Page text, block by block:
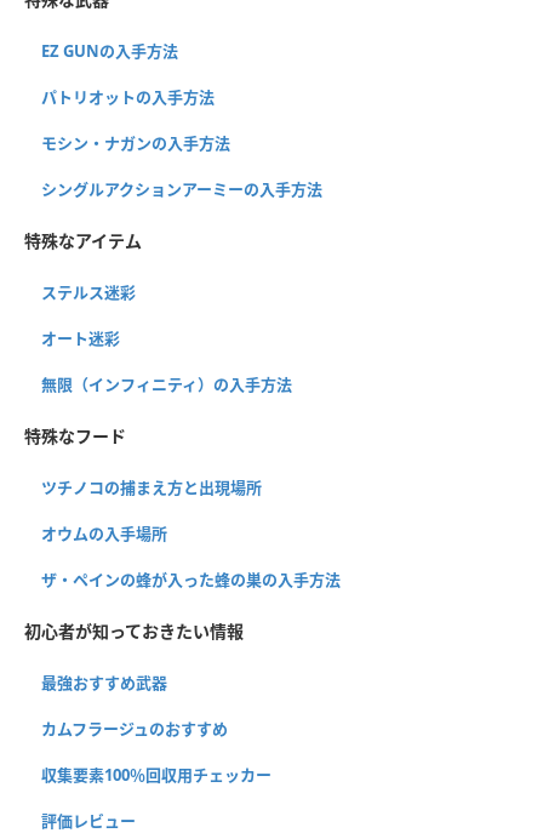
EZ GUNの入手方法
パトリオットの入手方法
モシン・ナガンの入手方法
シングルアクションアーミーの入手方法
特殊なアイテム
ステルス迷彩
オート迷彩
無限（インフィニティ）の入手方法
特殊なフード
ツチノコの捕まえ方と出現場所
オウムの入手場所
ザ・ペインの蜂が入った蜂の巣の入手方法
初心者が知っておきたい情報
最強おすすめ武器
カムフラージュのおすすめ
収集要素100％回収用チェッカー
評価レビュー